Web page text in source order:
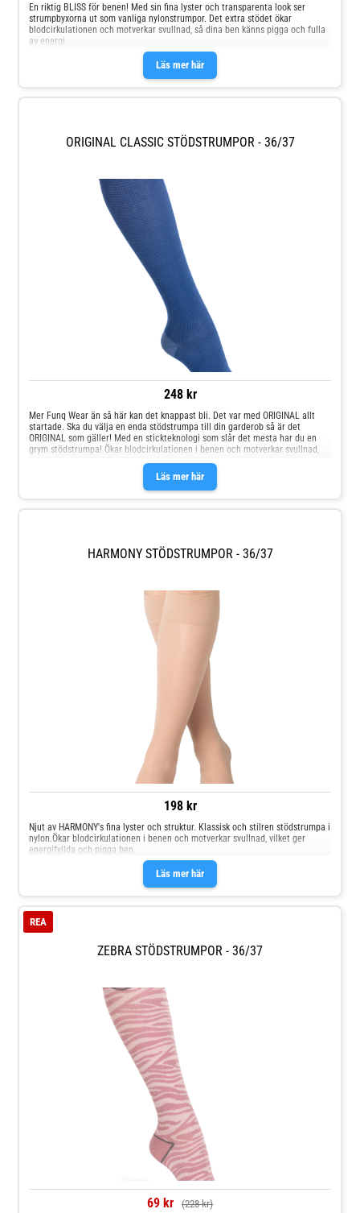
Läs mer här
En riktig BLISS för benen! Med sin fina lyster och transparenta look ser
strumpbyxorna ut som vanliga nylonstrumpor. Det extra stödet ökar
blodcirkulationen och motverkar svullnad, så dina ben känns pigga och fulla
av energi.
ORIGINAL CLASSIC STÖDSTRUMPOR - 36/37
248 kr
Läs mer här
Mer Funq Wear än så här kan det knappast bli. Det var med ORIGINAL allt
startade. Ska du välja en enda stödstrumpa till din garderob så är det
ORIGINAL som gäller! Med en stickteknologi som slår det mesta har du en
grym stödstrumpa! Ökar blodcirkulationen i benen och motverkar svullnad,
HARMONY STÖDSTRUMPOR - 36/37
198 kr
Läs mer här
Njut av HARMONY's fina lyster och struktur. Klassisk och stilren stödstrumpa i
nylon.Ökar blodcirkulationen i benen och motverkar svullnad, vilket ger
energifyllda och pigga ben.
ZEBRA STÖDSTRUMPOR - 36/37
REA
69 kr (228 kr)